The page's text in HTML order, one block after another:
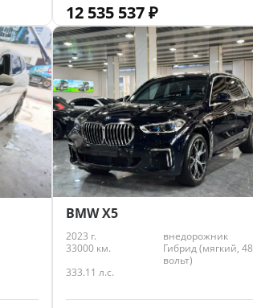
12 535 537₽
BMW X5
2023 г.
внедорожник
33000 км.
Гибрид (мягкий, 48
вольт)
333.11 л.с.